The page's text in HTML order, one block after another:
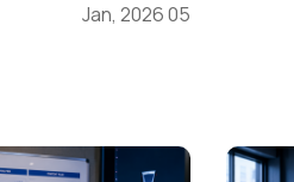
05 Jan, 2026